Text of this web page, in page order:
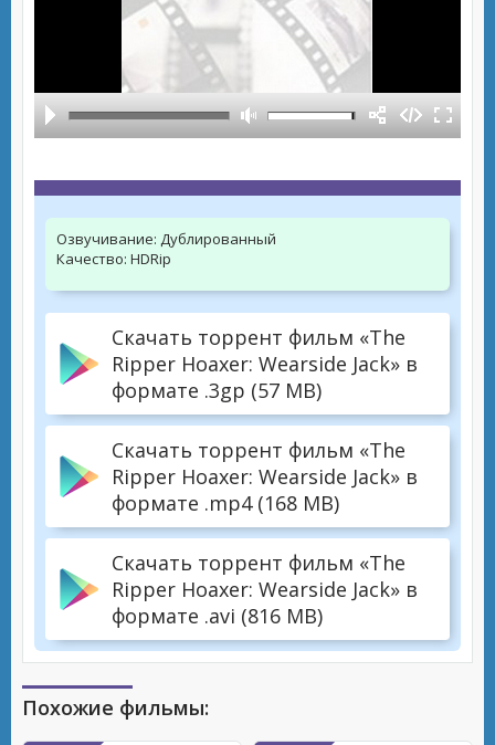
Озвучивание: Дублированный
Качество: HDRip
Скачать торрент фильм «The
Ripper Hoaxer: Wearside Jack» в
формате .3gp (57 MB)
Скачать торрент фильм «The
Ripper Hoaxer: Wearside Jack» в
формате .mp4 (168 MB)
Скачать торрент фильм «The
Ripper Hoaxer: Wearside Jack» в
формате .avi (816 MB)
Похожие фильмы: